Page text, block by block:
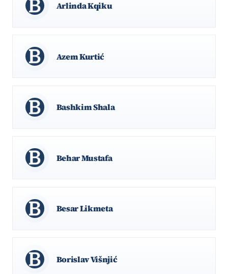
Arlinda Kqiku
Azem Kurtić
Bashkim Shala
Behar Mustafa
Besar Likmeta
Borislav Višnjić